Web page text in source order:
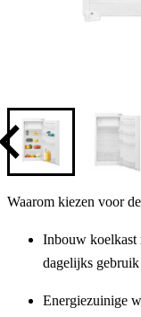
Waarom kiezen voor
Inbouw koelkast
dagelijks gebruik
Energiezuinige